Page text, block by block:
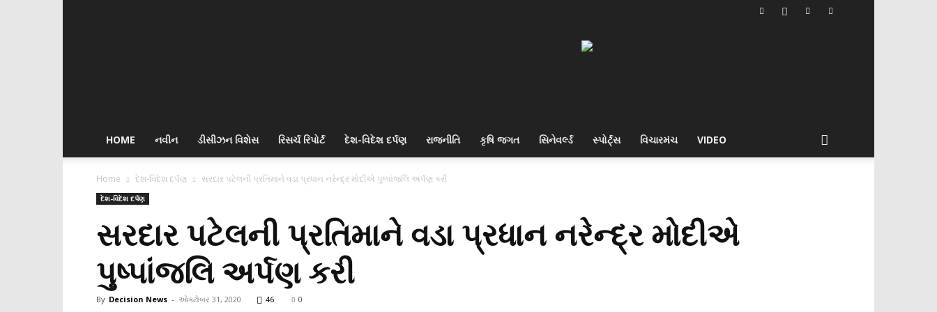
HOME નવીન ડીસીઝન વિશેસ રિસર્ચ રિપોર્ટ દેશ-વિદેશ દર્પણ રાજનીતિ કૃષિ જગત સિનેવર્લ્ડ સ્પોર્ટ્સ વિચારમંચ VIDEO
Home દેશ-વિદેશ દર્પણ સરદાર પટેલની પ્રતિમાને વડા પ્રધાન નરેન્દ્ર મોદીએ પુષ્પાંજલિ અર્પણ કરી
દેશ-વિદેશ દર્પણ
સરદાર પટેલની પ્રતિમાને વડા પ્રધાન નરેન્દ્ર મોદીએ
પુષ્પાંજલિ અર્પણ કરી
By Decision News - ઓક્ટોબર 31, 2020 46 0